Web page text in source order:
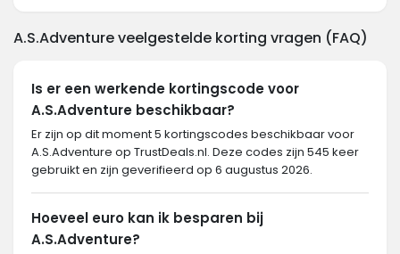
A.S.Adventure veelgestelde korting vragen (FAQ)
Is er een werkende kortingscode voor
A.S.Adventure beschikbaar?
Er zijn op dit moment 5 kortingscodes beschikbaar voor
A.S.Adventure op TrustDeals.nl. Deze codes zijn 545 keer
gebruikt en zijn geverifieerd op 6 augustus 2026.
Hoeveel euro kan ik besparen bij
A.S.Adventure?